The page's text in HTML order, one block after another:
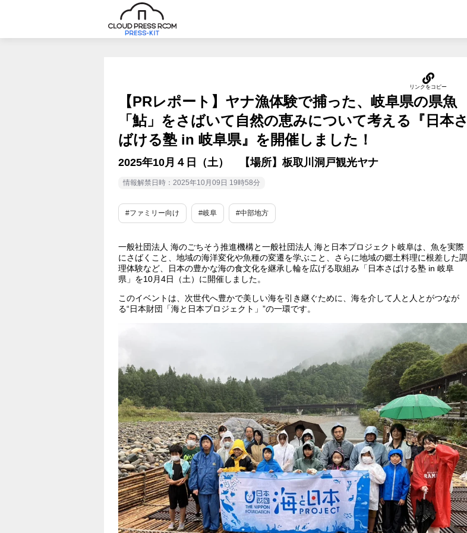
【PRレポート】ヤナ漁体験で捕った、岐阜県の県魚
「鮎」をさばいて自然の恵みについて考える『日本さ
ばける塾 in 岐阜県』を開催しました！
2025年10月４日（土） 【場所】板取川洞戸観光ヤナ
情報解禁日時：2025年10月09日 19時58分
#ファミリー向け #岐阜 #中部地方
一般社団法人 海のごちそう推進機構と一般社団法人 海と日本プロジェクト岐阜は、魚を実際
にさばくこと、地域の海洋変化や魚種の変遷を学ぶこと、さらに地域の郷土料理に根差した調
理体験など、日本の豊かな海の食文化を継承し輪を広げる取組み「日本さばける塾 in 岐阜
県」を10月4日（土）に開催しました。
このイベントは、次世代へ豊かで美しい海を引き継ぐために、海を介して人と人とがつなが
る“日本財団「海と日本プロジェクト」”の一環です。